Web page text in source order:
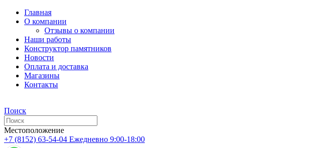
Главная
О компании
Отзывы о компании
Наши работы
Конструктор памятников
Новости
Оплата и доставка
Магазины
Контакты
Поиск
Местоположение
+7 (8152) 63-54-04 Ежедневно 9:00-18:00